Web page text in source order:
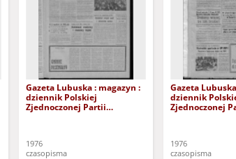
Gazeta Lubuska : magazyn :
dziennik Polskiej
Zjednoczonej Partii
1976
czasopisma
Gazeta
dziennik
Zjednoczonej
1976
czasopisma